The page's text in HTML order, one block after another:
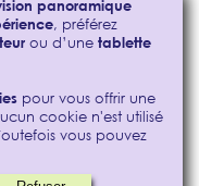
panoramique
, préférez
ou d’une tablette
pour vous offrir une
cookie n'est utilisé
vous pouvez